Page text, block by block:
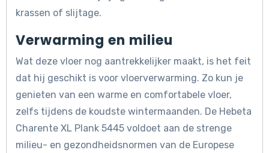
krassen of slijtage.
Verwarming en milieu
Wat deze vloer nog aantrekkelijker maakt, is het feit
dat hij geschikt is voor vloerverwarming. Zo kun je
genieten van een warme en comfortabele vloer,
zelfs tijdens de koudste wintermaanden. De Hebeta
Charente XL Plank 5445 voldoet aan de strenge
milieu- en gezondheidsnormen van de Europese